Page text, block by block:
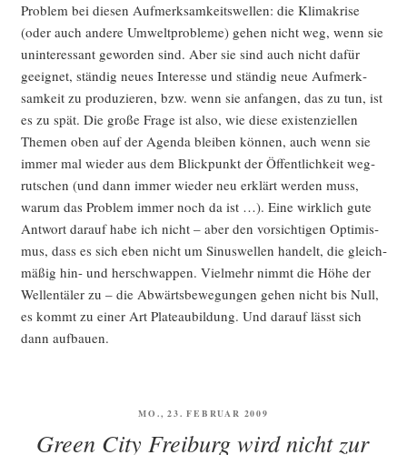
Pro­blem bei die­sen Auf­merk­sam­keits­wel­len: die Kli­ma­kri­se
(oder auch ande­re Umwelt­pro­ble­me) gehen nicht weg, wenn sie
unin­ter­es­sant gewor­den sind. Aber sie sind auch nicht dafür
geeig­net, stän­dig neu­es Inter­es­se und stän­dig neue Auf­merk­
sam­keit zu pro­du­zie­ren, bzw. wenn sie anfan­gen, das zu tun, ist
es zu spät. Die gro­ße Fra­ge ist also, wie die­se exis­ten­zi­el­len
The­men oben auf der Agen­da blei­ben kön­nen, auch wenn sie
immer mal wie­der aus dem Blick­punkt der Öffent­lich­keit weg­
rut­schen (und dann immer wie­der neu erklärt wer­den muss,
war­um das Pro­blem immer noch da ist …). Eine wirk­lich gute
Ant­wort dar­auf habe ich nicht – aber den vor­sich­ti­gen Opti­mis­
mus, dass es sich eben nicht um Sinus­wel­len han­delt, die gleich­
mä­ßig hin- und her­schwap­pen. Viel­mehr nimmt die Höhe der
Wel­len­tä­ler zu – die Abwärts­be­we­gun­gen gehen nicht bis Null,
es kommt zu einer Art Pla­teau­bil­dung. Und dar­auf lässt sich
dann aufbauen.
VERÖFFENTLICHT
MO., 23. FEBRUAR 2009
Green City Freiburg wird nicht zur